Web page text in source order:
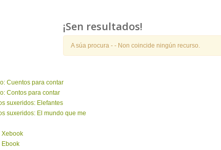
¡Sen resultados!
A súa procura - - Non coincide ningún recurso.
Cuentos para contar
Contos para contar
suxeridos: Elefantes
suxeridos: El mundo que me
Xebook
Ebook